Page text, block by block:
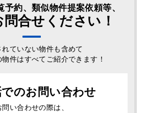
予約、類似物件提案依頼等、
問合せください！
れていない物件も含めて
件はすべてご紹介できます！
のお問い合わせ
問い合わせの際は、